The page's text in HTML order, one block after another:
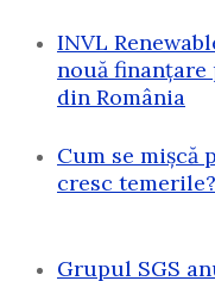
INVL
nouă
din România
Cum se
cresc temerile?
Grupul SGS